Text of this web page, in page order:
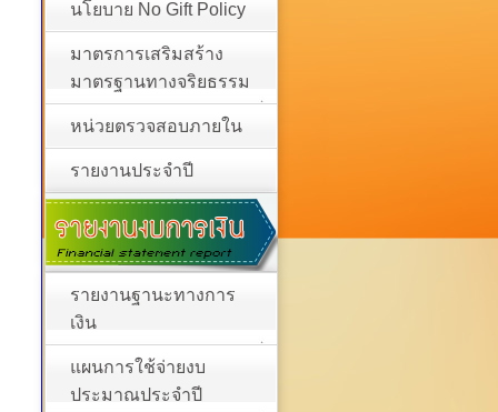
นโยบาย No Gift Policy
มาตรการเสริมสร้าง
มาตรฐานทางจริยธรรม
หน่วยตรวจสอบภายใน
รายงานประจำปี
รายงานฐานะทางการ
เงิน
แผนการใช้จ่ายงบ
ประมาณประจำปี